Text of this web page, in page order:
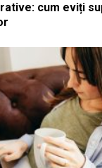
cum eviți